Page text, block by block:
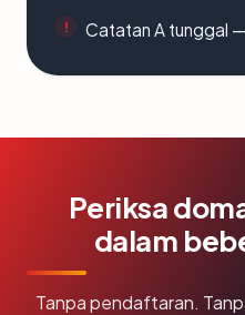
Catatan A tunggal
Periksa
dalam
Tanpa pendaftaran.